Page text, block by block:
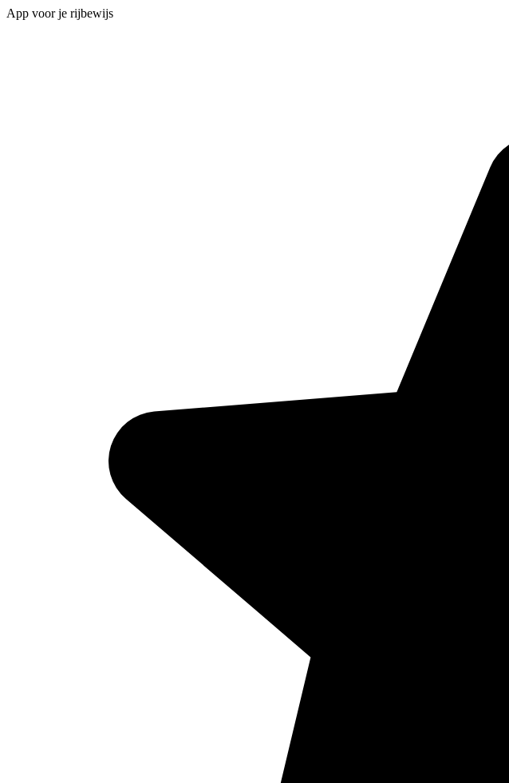
App voor je rijbewijs